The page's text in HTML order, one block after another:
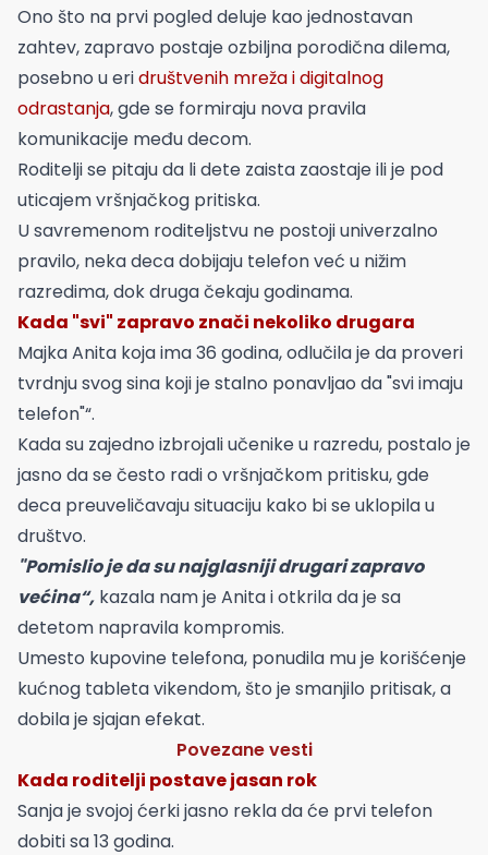
Ono što na prvi pogled deluje kao jednostavan
zahtev, zapravo postaje ozbiljna porodična dilema,
posebno u eridruštvenih mreža i digitalnog
odrastanja, gde se formiraju nova pravila
komunikacije među decom.
Roditelji se pitaju da li dete zaista zaostaje ili je pod
uticajem vršnjačkog pritiska.
U savremenom roditeljstvu ne postoji univerzalno
pravilo, neka deca dobijaju telefon već u nižim
razredima, dok druga čekaju godinama.
Kada "svi" zapravo znači nekoliko drugara
Majka Anita koja ima 36 godina, odlučila je da proveri
tvrdnju svog sina koji je stalno ponavljao da "svi imaju
telefon"“.
Kada su zajedno izbrojali učenike u razredu, postalo je
jasno da se često radi o vršnjačkom pritisku, gde
deca preuveličavaju situaciju kako bi se uklopila u
društvo.
"Pomislio je da su najglasniji drugari zapravo
većina“, kazala nam je Anita i otkrila da je sa
detetom napravila kompromis.
Umesto kupovine telefona, ponudila mu je korišćenje
kućnog tableta vikendom, što je smanjilo pritisak, a
dobila je sjajan efekat.
Povezane vesti
Kada roditelji postave jasan rok
Sanja je svojoj ćerki jasno rekla da će prvi telefon
dobiti sa 13 godina.